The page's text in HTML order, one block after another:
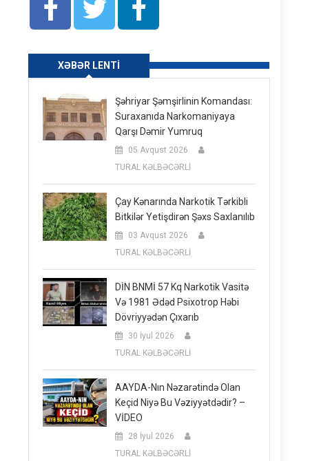
XƏBƏR LENTI
Şəhriyar Şəmşirlinin Komandası:
Suraxanıda Narkomaniyaya
Qarşı Dəmir Yumruq
05 Avqust 2026
TURAL KƏLBƏCƏRLİ
Çay Kənarında Narkotik Tərkibli
Bitkilər Yetişdirən Şəxs Saxlanılıb
03 Avqust 2026
TURAL KƏLBƏCƏRLİ
DİN BNMİ 57 Kq Narkotik Vasitə
Və 1981 Ədəd Psixotrop Həbi
Dövriyyədən Çıxarıb
30 İyul 2026
TURAL KƏLBƏCƏRLİ
AAYDA-Nın Nəzarətində Olan
Keçid Niyə Bu Vəziyyətdədir? –
VİDEO
28 İyul 2026
TURAL KƏLBƏCƏRLİ